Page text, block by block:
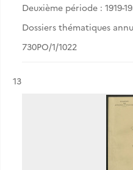
Deuxième période : 1919-
Dossiers thématiques
730PO/1/1022
Résultat n°
13